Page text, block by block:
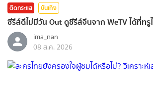
ติดกระแส บันเทิง
ซีรีส์ดีไม่มีวัน Out ดูซีรีส์จีนจาก WeTV ได้ที่ทรู
ima_nan
08 ส.ค. 2026